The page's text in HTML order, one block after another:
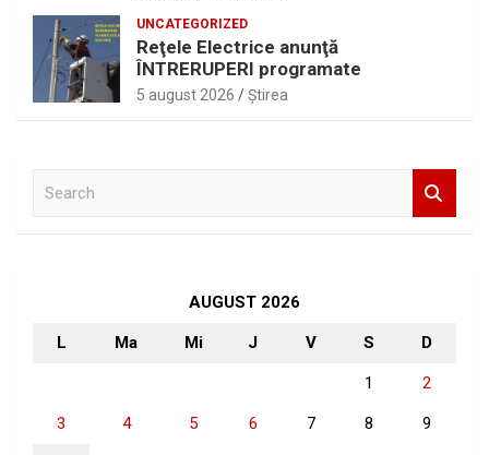
UNCATEGORIZED
Reţele Electrice anunţă
ÎNTRERUPERI programate
5 august 2026 Ştirea
AUGUST 2026
L Ma Mi J V S D
1 2
3 4 5 6 7 8 9